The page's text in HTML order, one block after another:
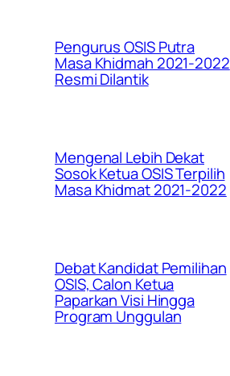
Pengurus OSIS Putra
Masa Khidmah 2021-2022
Resmi Dilantik
Mengenal Lebih Dekat
Sosok Ketua OSIS Terpilih
Masa Khidmat 2021-2022
Debat Kandidat Pemilihan
OSIS, Calon Ketua
Paparkan Visi Hingga
Program Unggulan